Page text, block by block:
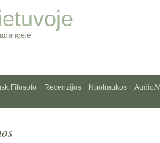
Filosofo Recenzijos Nuotraukos
Audio/